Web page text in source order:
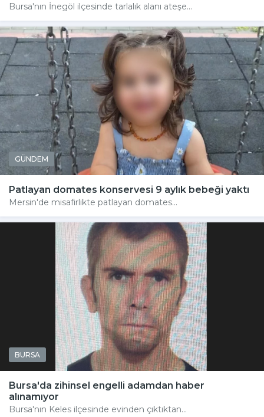
Bursa'nın İnegöl ilçesinde tarlalık alanı ateşe...
GÜNDEM
Patlayan domates konservesi 9 aylık bebeği yaktı
Mersin'de misafirlikte patlayan domates...
BURSA
Bursa'da zihinsel engelli adamdan haber
alınamıyor
Bursa'nın Keles ilçesinde evinden çıktıktan...